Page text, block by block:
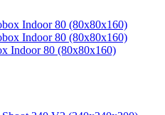
Indoor 80 (80х80х160)